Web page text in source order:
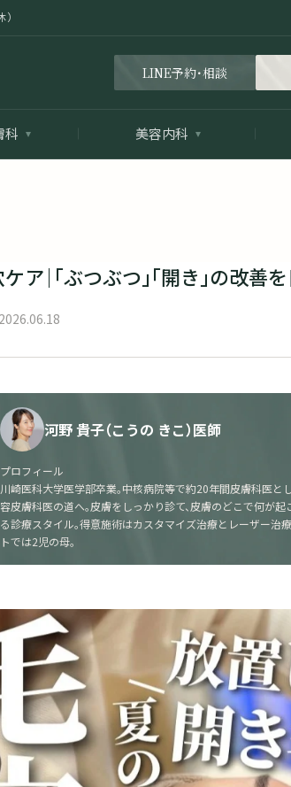
LINE予約・相談
科 美容内科
ア｜「ぶつぶつ」「開き」の改
2026.06.18
河野 貴子（こうの きこ）医師
プロフィール
川崎医科大学医学部卒業。中核病院等で約20年間皮膚科医と
容皮膚科医の道へ。皮膚をしっかり診て、皮膚のどこで何が
る診療スタイル。得意施術はカスタマイズ治療とレーザー治療
トでは2児の母。